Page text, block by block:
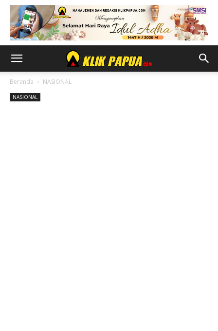
Beranda NASIONAL
NASIONAL